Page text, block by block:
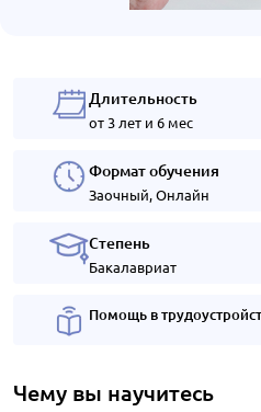
Длительность
от 3 лет и 6 мес
Формат обучения
Заочный, Онлайн
Степень
Бакалавриат
Помощь в
Чему вы научитесь